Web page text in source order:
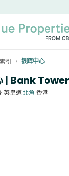
引 / 银辉中心
| Bank Tower
英皇道北角 香港